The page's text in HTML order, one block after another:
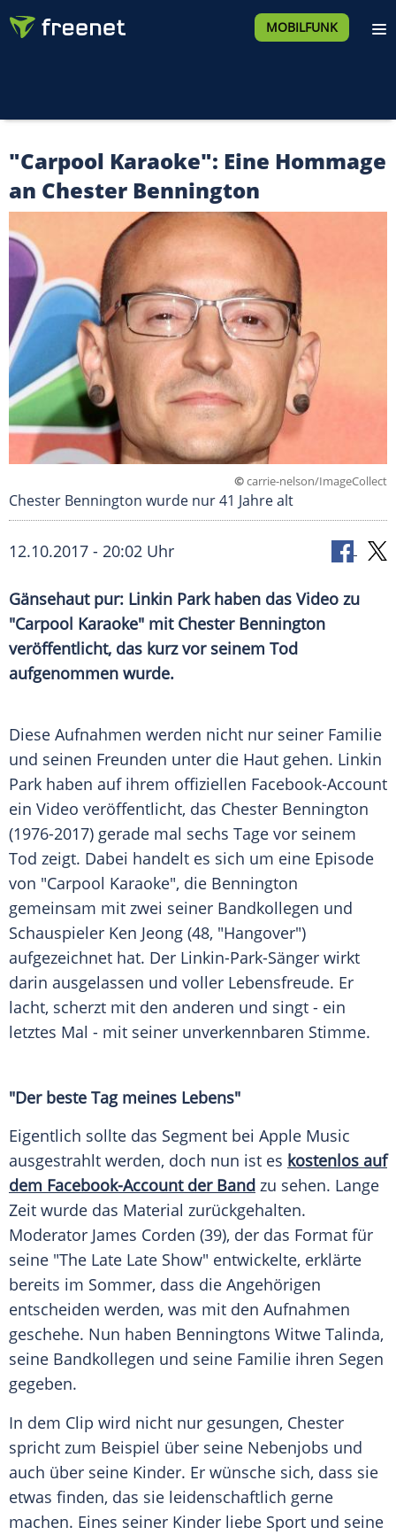
MOBILFUNK
"Carpool Karaoke": Eine Hommage
an Chester Bennington
©carrie-nelson/ImageCollect
Chester Bennington wurde nur 41 Jahre alt
12.10.2017 - 20:02 Uhr
Gänsehaut pur: Linkin Parkhaben das Video zu
"Carpool Karaoke" mit Chester Bennington
veröffentlicht, das kurz vor seinem Tod
aufgenommen wurde.
Diese Aufnahmen werden nicht nur seiner Familie
und seinen Freunden unter die Haut gehen. Linkin
Park haben auf ihrem offiziellen Facebook-Account
ein Video veröffentlicht, das Chester Bennington
(1976-2017) gerade mal sechs Tage vor seinem
Tod zeigt. Dabei handelt es sich um eine Episode
von "Carpool Karaoke", die Bennington
gemeinsam mit zwei seiner Bandkollegen und
Schauspieler Ken Jeong (48, "Hangover")
aufgezeichnet hat. Der Linkin-Park-Sänger wirkt
darin ausgelassen und voller Lebensfreude. Er
lacht, scherzt mit den anderen und singt - ein
letztes Mal - mit seiner unverkennbaren Stimme.
"Der beste Tag meines Lebens"
Eigentlich sollte das Segment bei Apple Music
ausgestrahlt werden, doch nun ist es kostenlos auf
dem Facebook-Account der Band zu sehen. Lange
Zeit wurde das Material zurückgehalten.
Moderator James Corden (39), der das Format für
seine "The Late Late Show" entwickelte, erklärte
bereits im Sommer, dass die Angehörigen
entscheiden werden, was mit den Aufnahmen
geschehe. Nun haben Benningtons Witwe Talinda,
seine Bandkollegen und seine Familie ihren Segen
gegeben.
In dem Clip wird nicht nur gesungen, Chester
spricht zum Beispiel über seine Nebenjobs und
auch über seine Kinder. Er wünsche sich, dass sie
etwas finden, das sie leidenschaftlich gerne
machen. Eines seiner Kinder liebe Sport und seine